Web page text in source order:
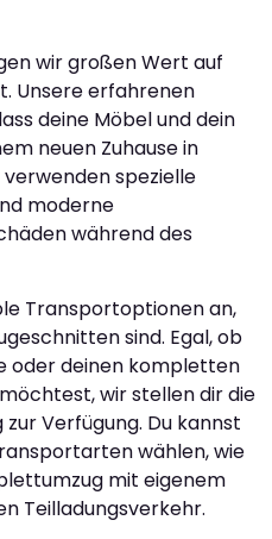
wir großen Wert auf
Unsere erfahrenen
deine Möbel und dein
neuen Zuhause in
spezielle
moderne
während des
Transportoptionen an,
sind. Egal, ob
oder deinen kompletten
wir stellen dir die
Verfügung. Du kannst
wählen, wie
mit eigenem
Teilladungsverkehr.